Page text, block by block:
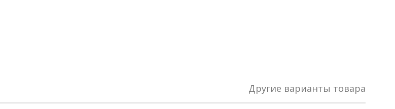
Другие варианты товара